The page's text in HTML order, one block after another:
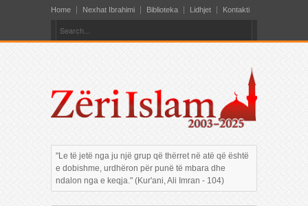
Home Nexhat Ibrahimi Biblioteka Lidhjet Kontakti
"Le të jetë nga ju një grup që thërret në atë që është
e dobishme, urdhëron për punë të mbara dhe
ndalon nga e keqja." (Kur'ani, Ali Imran - 104)